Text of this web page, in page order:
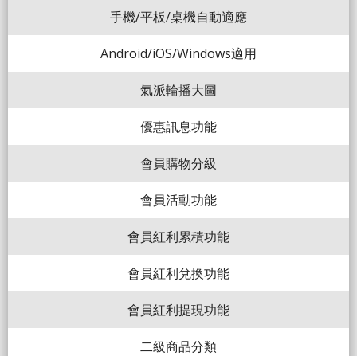
手機/平板/桌機自動適應
Android/iOS/Windows適用
氣派輪播大圖
優惠訊息功能
會員購物分級
會員活動功能
會員紅利累積功能
會員紅利兌換功能
會員紅利提現功能
二級商品分類